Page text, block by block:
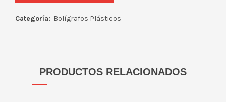
Categoría: Bolígrafos Plásticos
PRODUCTOS RELACIONADOS